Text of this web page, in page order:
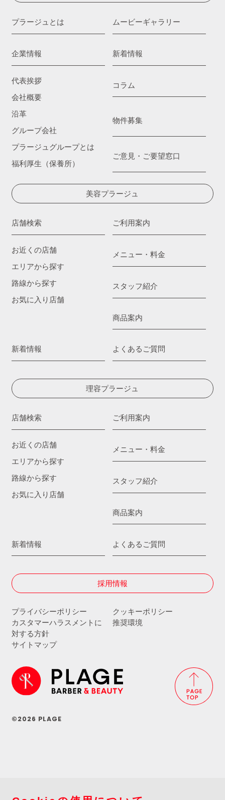
プラージュとは
企業情報
代表挨拶
会社概要
沿革
グループ会社
プラージュグループとは
福利厚生（保養所）
ムービーギャラリー
新着情報
コラム
物件募集
ご意見・ご要望窓口
美容プラージュ
店舗検索
お近くの店舗
エリアから探す
路線から探す
お気に入り店舗
ご利用案内
メニュー・料金
スタッフ紹介
商品案内
新着情報 よくあるご質問
理容プラージュ
店舗検索
お近くの店舗
エリアから探す
路線から探す
お気に入り店舗
ご利用案内
メニュー・料金
スタッフ紹介
商品案内
新着情報 よくあるご質問
採用情報
プライバシーポリシー
クッキーポリシー
カスタマーハラスメントに
対する方針
推奨環境
サイトマップ
©2026 PLAGE